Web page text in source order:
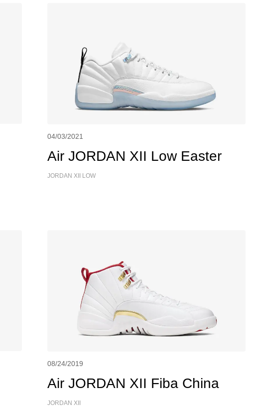
04/03/2021
Air JORDAN XII Low Easter
JORDAN XII LOW
08/24/2019
Air JORDAN XII Fiba China
JORDAN XII